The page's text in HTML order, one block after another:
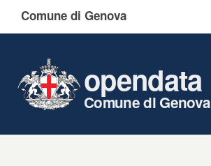
Comune di Genova
opendata
Comune di Genova